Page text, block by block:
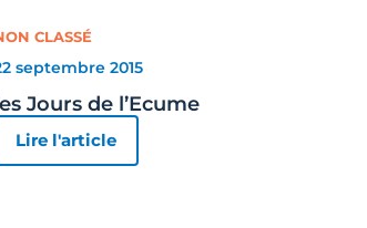
CLASSÉ
septembre 2015
Jours de l’Ecume
Lire l'article